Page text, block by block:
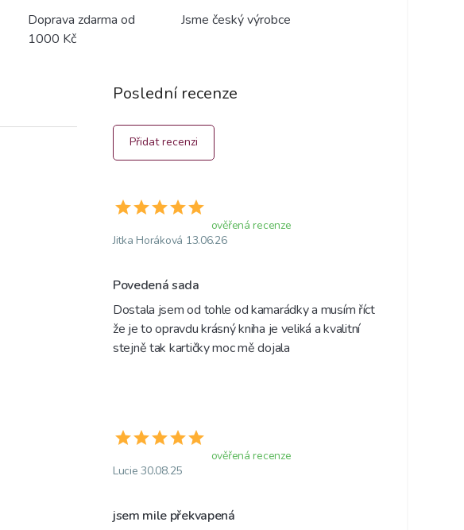
Doprava zdarma od
1000 Kč
Jsme český výrobce
Poslední recenze
Přidat recenzi
ověřená recenze
Jitka Horáková 13.06.26
Povedená sada
Dostala jsem od tohle od kamarádky a musím říct
že je to opravdu krásný kniha je veliká a kvalitní
stejně tak kartičky moc mě dojala
ověřená recenze
Lucie 30.08.25
jsem mile překvapená